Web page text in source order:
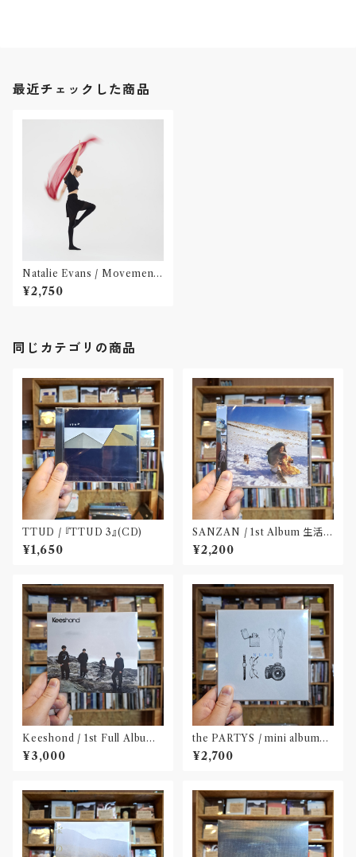
最近チェックした商品
Natalie Evans / Movements
s(国内盤CD/対訳付)
¥2,750
同じカテゴリの商品
TTUD / 『TTUD 3』(CD)
¥1,650
SANZAN / 1st Album 生活の
名残(CD)〝静岡県三島市〟
¥2,200
Keeshond / 1st Full Album
『Keeshond』
¥3,000
the PARTYS / mini album
「NEAR」(CD)〝奈良〟
¥2,700